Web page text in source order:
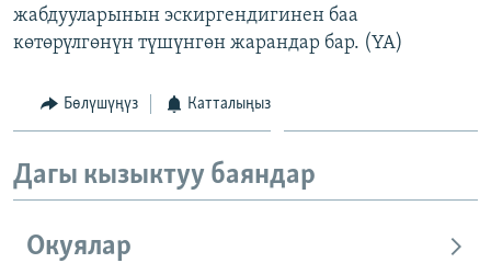
жабдууларынын эскиргендигинен баа
көтөрүлгөнүн түшүнгөн жарандар бар. (YA)
Бөлүшүңүз Катталыңыз
Дагы кызыктуу баяндар
Окуялар